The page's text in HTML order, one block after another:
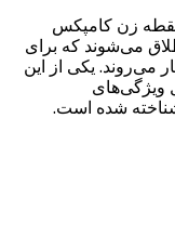
ایکس5 دستگاه نقطه زن کامپکس
اطلاق می‌شوند که برای
می‌روند. یکی از این
به دلیل ویژگی‌های
شناخته شده است.